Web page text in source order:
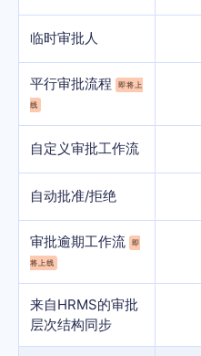
临时审批人
平行审批流程 即将上
线
自定义审批工作流
自动批准/拒绝
审批逾期工作流 即
将上线
来自HRMS的审批
层次结构同步